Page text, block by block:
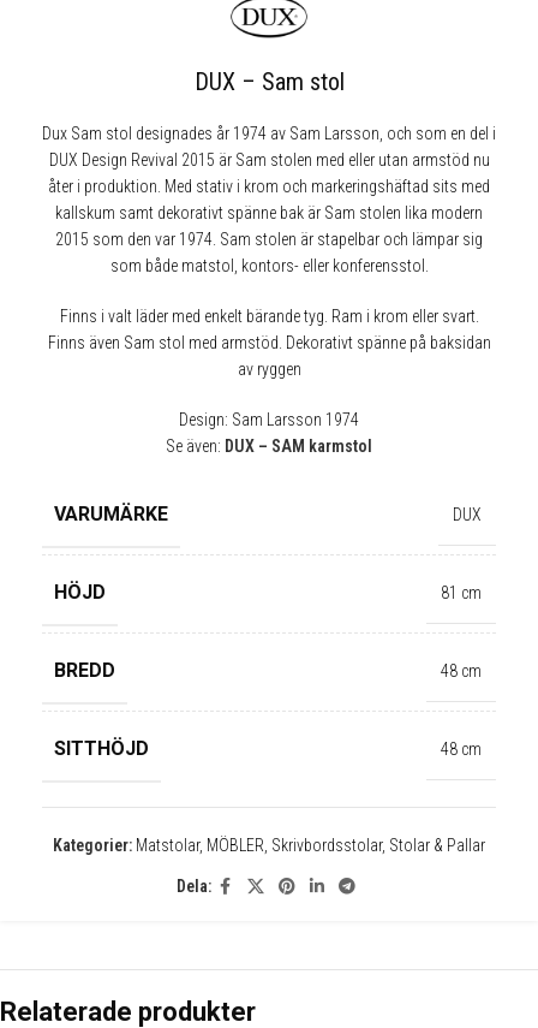
DUX – Sam stol
Dux Sam stol designades år 1974 av Sam Larsson, och som en del i
DUX Design Revival 2015 är Sam stolen med eller utan armstöd nu
åter i produktion. Med stativ i krom och markeringshäftad sits med
kallskum samt dekorativt spänne bak är Sam stolen lika modern
2015 som den var 1974. Sam stolen är stapelbar och lämpar sig
som både matstol, kontors- eller konferensstol.
Finns i valt läder med enkelt bärande tyg. Ram i krom eller svart.
Finns även Sam stol med armstöd. Dekorativt spänne på baksidan
av ryggen
Design: Sam Larsson 1974
Se även: DUX – SAM karmstol
VARUMÄRKE DUX
HÖJD 81 cm
BREDD 48 cm
SITTHÖJD 48 cm
Kategorier: Matstolar, MÖBLER Skrivbordsstolar, Stolar & Pallar
Dela:
Relaterade produkter